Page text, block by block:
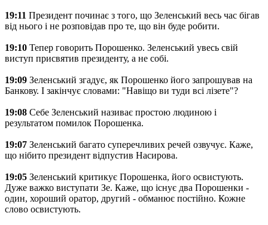
19:11 Президент починає з того, що Зеленський весь час бігав
від нього і не розповідав про те, що він буде робити.
19:10 Тепер говорить Порошенко. Зеленський увесь свій
виступ присвятив президенту, а не собі.
19:09 Зеленський згадує, як Порошенко його запрошував на
Банкову. І закінчує словами: "Навіщо ви туди всі лізете"?
19:08 Себе Зеленський називає простою людиною і
результатом помилок Порошенка.
19:07 Зеленський багато суперечливих речей озвучує. Каже,
що нібито президент відпустив Насирова.
19:05 Зеленський критикує Порошенка, його освистують.
Дуже важко виступати Зе. Каже, що існує два Порошенки -
один, хороший оратор, другий - обманює постійно. Кожне
слово освистують.